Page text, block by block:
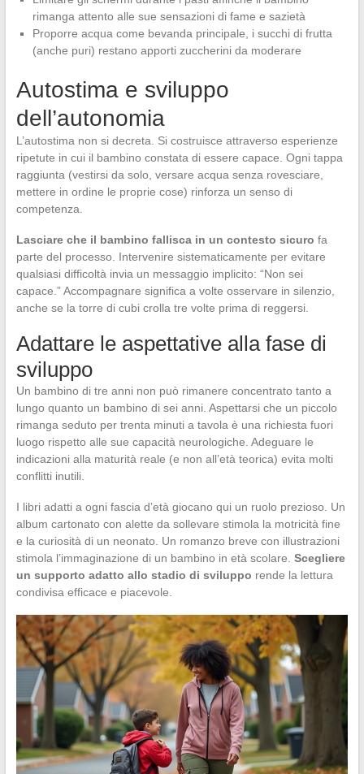
rimanga attento alle sue sensazioni di fame e sazietà
Proporre acqua come bevanda principale, i succhi di frutta
(anche puri) restano apporti zuccherini da moderare
Autostima e sviluppo
dell’autonomia
L’autostima non si decreta. Si costruisce attraverso esperienze
ripetute in cui il bambino constata di essere capace. Ogni tappa
raggiunta (vestirsi da solo, versare acqua senza rovesciare,
mettere in ordine le proprie cose) rinforza un senso di
competenza.
Lasciare che il bambino fallisca in un contesto sicuro fa
parte del processo. Intervenire sistematicamente per evitare
qualsiasi difficoltà invia un messaggio implicito: “Non sei
capace.” Accompagnare significa a volte osservare in silenzio,
anche se la torre di cubi crolla tre volte prima di reggersi.
Adattare le aspettative alla fase di
sviluppo
Un bambino di tre anni non può rimanere concentrato tanto a
lungo quanto un bambino di sei anni. Aspettarsi che un piccolo
rimanga seduto per trenta minuti a tavola è una richiesta fuori
luogo rispetto alle sue capacità neurologiche. Adeguare le
indicazioni alla maturità reale (e non all’età teorica) evita molti
conflitti inutili.
I libri adatti a ogni fascia d’età giocano qui un ruolo prezioso. Un
album cartonato con alette da sollevare stimola la motricità fine
e la curiosità di un neonato. Un romanzo breve con illustrazioni
stimola l’immaginazione di un bambino in età scolare. Scegliere
un supporto adatto allo stadio di sviluppo rende la lettura
condivisa efficace e piacevole.